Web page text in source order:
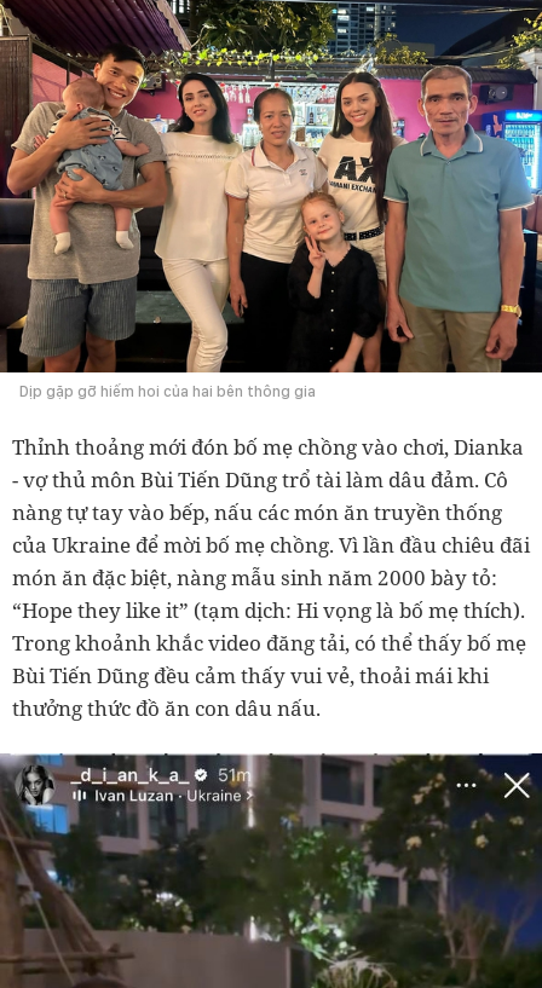
Dịp gặp gỡ hiếm hoi của hai bên thông gia
Thỉnh thoảng mới đón bố mẹ chồng vào chơi, Dianka
- vợ thủ môn Bùi Tiến Dũng trổ tài làm dâu đảm. Cô
nàng tự tay vào bếp, nấu các món ăn truyền thống
của Ukraine để mời bố mẹ chồng. Vì lần đầu chiêu đãi
món ăn đặc biệt, nàng mẫu sinh năm 2000 bày tỏ:
“Hope they like it” (tạm dịch: Hi vọng là bố mẹ thích).
Trong khoảnh khắc video đăng tải, có thể thấy bố mẹ
Bùi Tiến Dũng đều cảm thấy vui vẻ, thoải mái khi
thưởng thức đồ ăn con dâu nấu.